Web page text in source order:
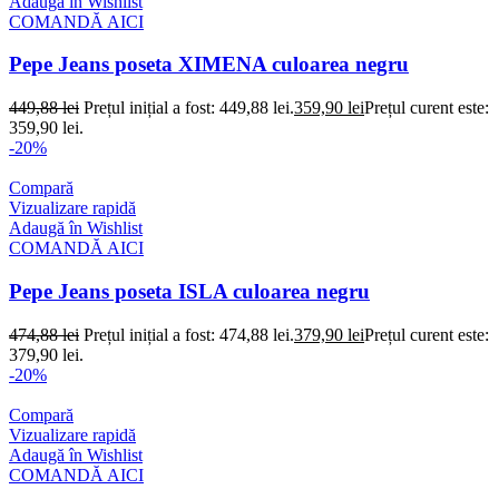
COMANDĂ AICI
Pepe Jeans poseta XIMENA culoarea negru
449,88lei Prețul inițial a fost: 449,88 lei.359,90 leiPrețul curent este:
359,90 lei.
-20%
Compară
Vizualizare rapidă
Adaugă în Wishlist
COMANDĂ AICI
Pepe Jeans poseta ISLA culoarea negru
474,88lei Prețul inițial a fost: 474,88 lei.379,90 leiPrețul curent este:
379,90 lei.
-20%
Compară
Vizualizare rapidă
Adaugă în Wishlist
COMANDĂ AICI